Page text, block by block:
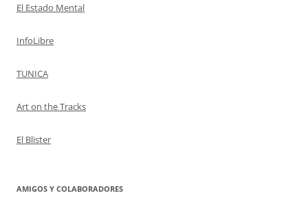
El Estado Mental
InfoLibre
TUNICA
Art on the Tracks
El Blister
AMIGOS Y COLABORADORES